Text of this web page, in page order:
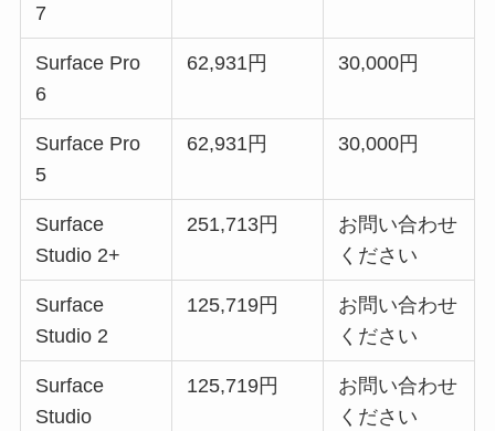
7
Surface Pro
6
62,931円 30,000円
Surface Pro
5
62,931円 30,000円
Surface
Studio 2+
251,713円
お問い合わせ
ください
Surface
Studio 2
125,719円
お問い合わせ
ください
Surface
Studio
125,719円
お問い合わせ
ください